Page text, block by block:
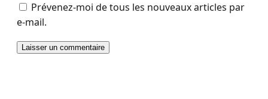
Prévenez-moi de tous les nouveaux articles par
e-mail.